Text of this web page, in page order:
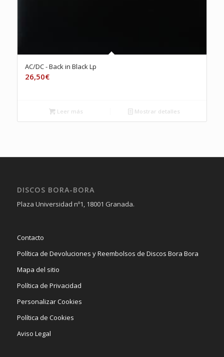
AC/DC ‎- Back in Black Lp
26,50€
Leer más Mostrar detalles
DISCOS BORA-BORA
Plaza Universidad nº1, 18001 Granada.
Contacto
Política de Devoluciones y Reembolsos de Discos Bora Bora
Mapa del sitio
Política de Privacidad
Personalizar Cookies
Política de Cookies
Aviso Legal